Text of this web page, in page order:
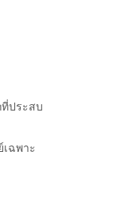
ประสบ
ฉพาะ